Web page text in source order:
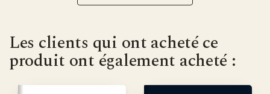
Les clients qui ont acheté ce
produit ont également acheté :